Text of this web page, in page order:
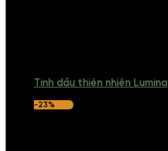
Tinh dầu thiên nhiên Lumina
-23%